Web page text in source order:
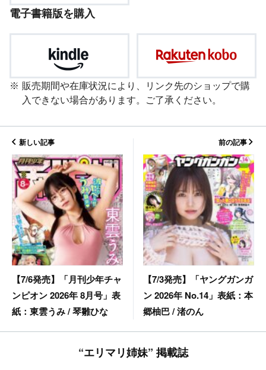
電子書籍版を購入
販売期間や在庫状況により、リンク先のショップで購
入できない場合があります。ご了承ください。
新しい記事
【7/6発売】「月刊少年チャ
ンピオン 2026年 8月号」表
紙：東雲うみ / 琴雛ひな
前の記事
【7/3発売】「ヤングガンガ
ン 2026年 No.14」表紙：本
郷柚巴 / 渚のん
“エリマリ姉妹” 掲載誌